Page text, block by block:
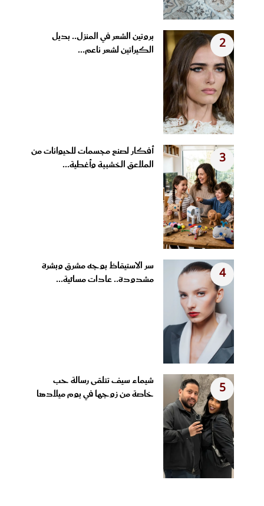
2
بروتين الشعر في المنزل.. بديل
الكيراتين لشعر ناعم...
3
أفكار لصنع مجسمات للحيوانات من
الملاعق الخشبية وأغطية...
4
سر الاستيقاظ بوجه مشرق وبشرة
مشدودة.. عادات مسائية...
5
شيماء سيف تتلقى رسالة حب
خاصة من زوجها في يوم ميلادها